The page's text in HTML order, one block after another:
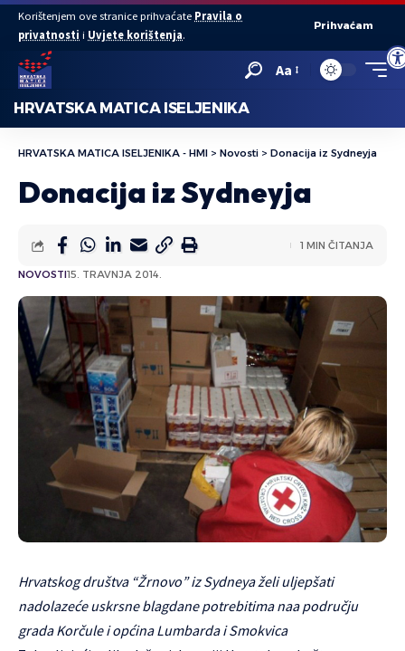
Korištenjem ove stranice prihvaćate Pravila o
privatnosti i Uvjete korištenja.
Prihvaćam
Aa
HRVATSKA MATICA ISELJENIKA
HRVATSKA MATICA ISELJENIKA - HMI > Novosti > Donacija iz Sydneyja
Donacija iz Sydneyja
NOVOSTI15. TRAVNJA 2014.
1 MIN ČITANJA
Hrvatskog društva “Žrnovo” iz Sydneya želi uljepšati
nadolazeće uskrsne blagdane potrebitima naa području
grada Korčule i općina Lumbarda i Smokvica